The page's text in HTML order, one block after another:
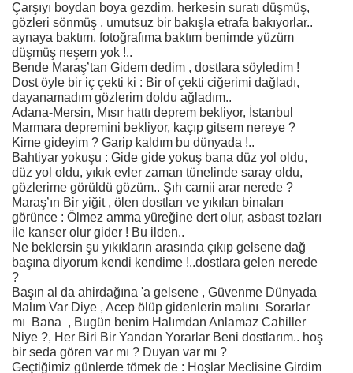
Çarşıyı boydan boya gezdim, herkesin suratı düşmüş,
gözleri sönmüş , umutsuz bir bakışla etrafa bakıyorlar..
aynaya baktım, fotoğrafıma baktım benimde yüzüm
düşmüş neşem yok !..
Bende Maraş’tan Gidem dedim , dostlara söyledim !
Dost öyle bir iç çekti ki : Bir of çekti ciğerimi dağladı,
dayanamadım gözlerim doldu ağladım..
Adana-Mersin, Mısır hattı deprem bekliyor, İstanbul
Marmara depremini bekliyor, kaçıp gitsem nereye ?
Kime gideyim ? Garip kaldım bu dünyada !..
Bahtiyar yokuşu : Gide gide yokuş bana düz yol oldu,
düz yol oldu, yıkık evler zaman tünelinde saray oldu,
gözlerime görüldü gözüm.. Şıh camii arar nerede ?
Maraş’ın Bir yiğit , ölen dostları ve yıkılan binaları
görünce : Ölmez amma yüreğine dert olur, asbast tozları
ile kanser olur gider ! Bu ilden..
Ne beklersin şu yıkıkların arasında çıkıp gelsene dağ
başına diyorum kendi kendime !..dostlara gelen nerede
?
Başın al da ahirdağına 'a gelsene , Güvenme Dünyada
Malım Var Diye , Acep ölüp gidenlerin malını Sorarlar
mı Bana , Bugün benim Halımdan Anlamaz Cahiller
Niye ?, Her Biri Bir Yandan Yorarlar Beni dostlarım.. hoş
bir seda gören var mı ? Duyan var mı ?
Geçtiğimiz günlerde tömek de : Hoşlar Meclisine Girdim